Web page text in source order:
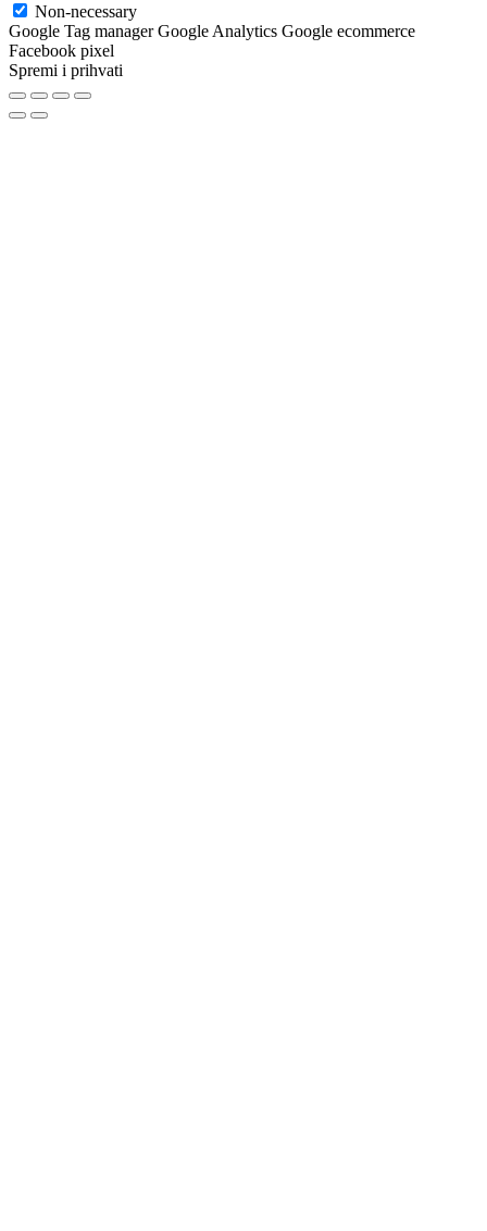
Non-necessary
Google Tag manager Google Analytics Google ecommerce
Facebook pixel
Spremi i prihvati